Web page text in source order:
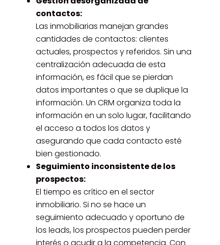
contactos:
Las inmobiliarias manejan grandes
cantidades de contactos: clientes
actuales, prospectos y referidos. Sin una
centralización adecuada de esta
información, es fácil que se pierdan
datos importantes o que se duplique la
información. Un CRM organiza toda la
información en un solo lugar, facilitando
el acceso a todos los datos y
asegurando que cada contacto esté
bien gestionado.
Seguimiento inconsistente de los
prospectos:
El tiempo es crítico en el sector
inmobiliario. Si no se hace un
seguimiento adecuado y oportuno de
los leads, los prospectos pueden perder